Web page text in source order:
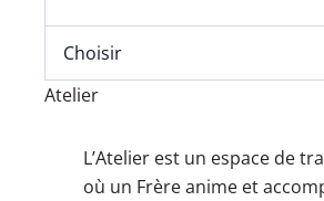
Choisir
Atelier
L’Atelier est un espace de
où un Frère anime et